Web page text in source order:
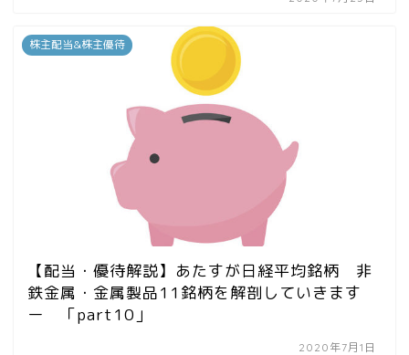
株主配当&株主優待
【配当・優待解説】あたすが日経平均銘柄 非
鉄金属・金属製品11銘柄を解剖していきます
ー 「part10」
2020年7月1日